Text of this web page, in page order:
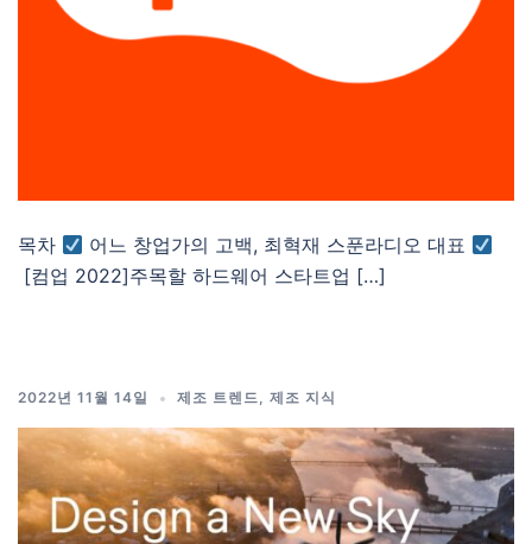
목차
어느 창업가의 고백, 최혁재 스푼라디오 대표
[컴업 2022]주목할 하드웨어 스타트업 […]
2022년 11월 14일 제조 트렌드, 제조 지식